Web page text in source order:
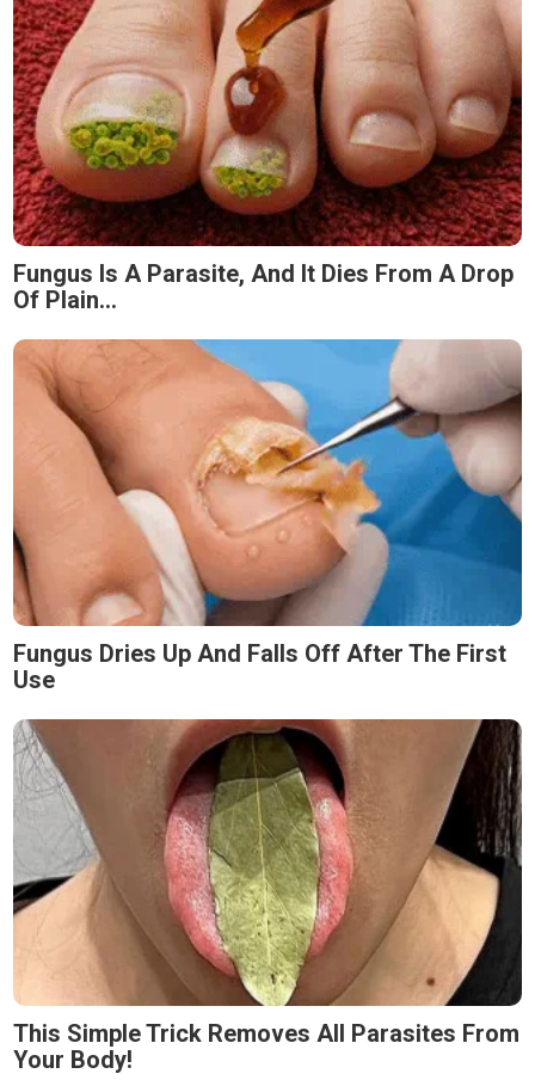
Fungus Is A Parasite, And It Dies From A Drop
Of Plain...
Fungus Dries Up And Falls Off After The First
Use
This Simple Trick Removes All Parasites From
Your Body!